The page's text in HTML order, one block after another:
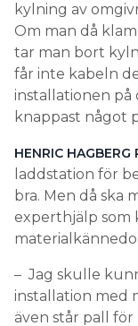
kylning av
Om man då
tar man bort
får inte kabeln
installationen
knappast något
HENRIC HAGBERG
laddstation för
bra. Men då ska
experthjälp som
– Jag skulle
installation med
även står pall